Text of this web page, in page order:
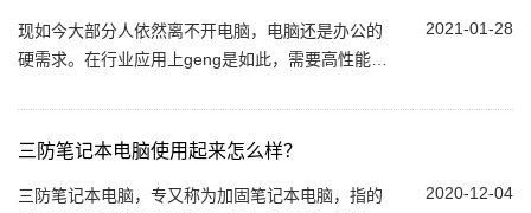
2021-01-28
现如今大部分人依然离不开电脑，电脑还是办公的
硬需求。在行业应用上geng是如此，需要高性能
就是三防电脑...
三防笔记本电脑使用起来怎么样？
2020-12-04
三防笔记本电脑，专又称为加固笔记本电脑，指的